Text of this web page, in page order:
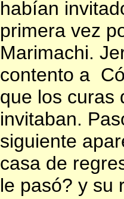
habían
primera vez
Marimachi.
contento a
que los curas
invitaban.
siguiente
casa de
le pasó? y su